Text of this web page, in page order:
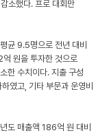
소했다. 프로 대회만
균 9.5명으로 전년 대비
원을 투자한 것으로
한 수치이다. 지출 구성
였고, 기타 부문과 운영비
도 매출액 186억 원 대비